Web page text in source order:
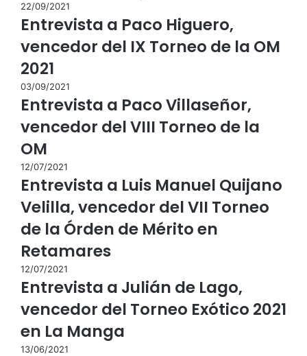
22/09/2021
Entrevista a Paco Higuero,
vencedor del IX Torneo de la OM
2021
03/09/2021
Entrevista a Paco Villaseñor,
vencedor del VIII Torneo de la
OM
12/07/2021
Entrevista a Luis Manuel Quijano
Velilla, vencedor del VII Torneo
de la Órden de Mérito en
Retamares
12/07/2021
Entrevista a Julián de Lago,
vencedor del Torneo Exótico 2021
en La Manga
13/06/2021